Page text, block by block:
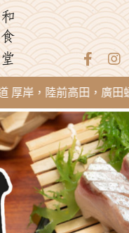
高田，廣田蠔，令